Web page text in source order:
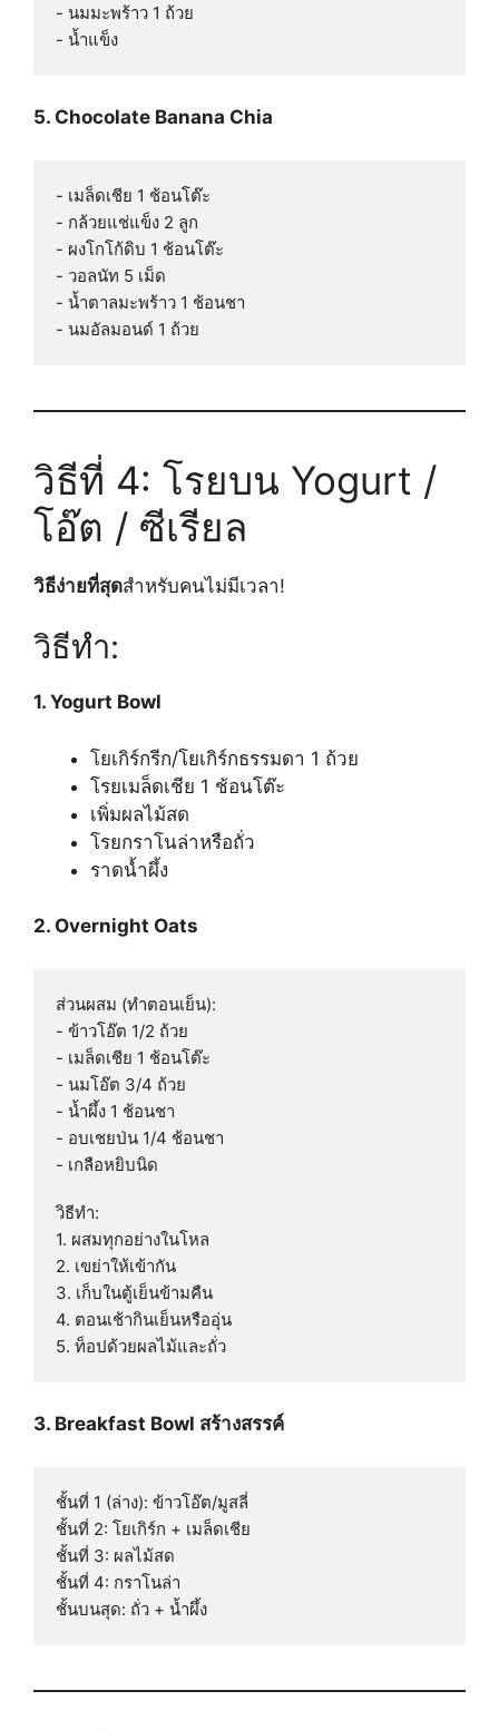
- นมมะพร้าว 1 ถ้วย
5. Chocolate Banana Chia
- เมล็ดเชีย 1 ช้อนโต๊ะ
- กล้วยแช่แข็ง 2 ลูก
- ผงโกโก้ดิบ 1 ช้อนโต๊ะ
- วอลนัท 5 เม็ด
- น้ำตาลมะพร้าว 1 ช้อนชา
วิธีที่ 4: โรยบน Yogurt /
โอ๊ต / ซีเรียล
วิธีง่ายที่สุดสำหรับคนไม่มีเวลา!
วิธีทำ:
1. Yogurt Bowl
โยเกิร์กรีก/โยเกิร์กธรรมดา 1 ถ้วย
โรยเมล็ดเชีย 1 ช้อนโต๊ะ
เพิ่มผลไม้สด
โรยกราโนล่าหรือถั่ว
ราดน้ำผึ้ง
2. Overnight Oats
ส่วนผสม (ทำตอนเย็น):
- ข้าวโอ๊ต 1/2 ถ้วย
- เมล็ดเชีย 1 ช้อนโต๊ะ
- นมโอ๊ต 3/4 ถ้วย
- น้ำผึ้ง 1 ช้อนชา
- อบเชยป่น 1/4 ช้อนชา
- เกลือหยิบนิด
วิธีทำ:
1. ผสมทุกอย่างในโหล
2. เขย่าให้เข้ากัน
3. เก็บในตู้เย็นข้ามคืน
4. ตอนเช้ากินเย็นหรืออุ่น
3. Breakfast Bowl สร้างสรรค์
ชั้นที่ 1 (ล่าง): ข้าวโอ๊ต/มูสลี่
ชั้นที่ 2: โยเกิร์ก + เมล็ดเชีย
ชั้นที่ 3: ผลไม้สด
ชั้นที่ 4: กราโนล่า